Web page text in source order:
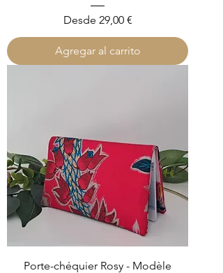
Desde 29,00 €
Precio de oferta
Agregar al carrito
Porte-chéquier Rosy - Modèle